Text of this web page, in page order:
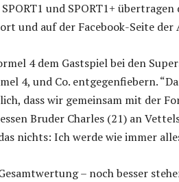
und SPORT1+
und auf der Facebook-Seite der
4 dem Gastspiel bei den
4, und Co. entgegenfiebern.
dass wir gemeinsam mit der
Bruder Charles (21) an
nichts: Ich werde wie immer
– noch besser